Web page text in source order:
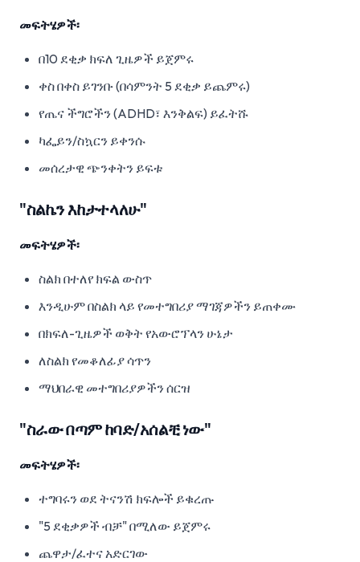
መፍትሄዎች፡
በ10 ደቂቃ ክፍለ ጊዜዎች ይጀምሩ
ቀስ በቀስ ይገንቡ (በሳምንት 5 ደቂቃ ይጨምሩ)
የጤና ችግሮችን (ADHD፣ እንቅልፍ) ይፈትሹ
ካፌይን/ስኳርን ይቀንሱ
መሰረታዊ ጭንቀትን ይፍቱ
"ስልኬን እከታተላለሁ"
መፍትሄዎች፡
ስልክ በተለየ ክፍል ውስጥ
እንዲሁም በስልክ ላይ የመተግበሪያ ማገጃዎችን ይጠቀሙ
በክፍለ-ጊዜዎች ወቅት የአውሮፕላን ሁኔታ
ለስልክ የመቆለፊያ ሳጥን
ማህበራዊ መተግበሪያዎችን ሰርዝ
"ስራው በጣም ከባድ/አሰልቺ ነው"
መፍትሄዎች፡
ተግባሩን ወደ ትናንሽ ክፍሎች ይቁረጡ
"5 ደቂቃዎች ብቻ" በሚለው ይጀምሩ
ጨዋታ/ፈተና አድርገው